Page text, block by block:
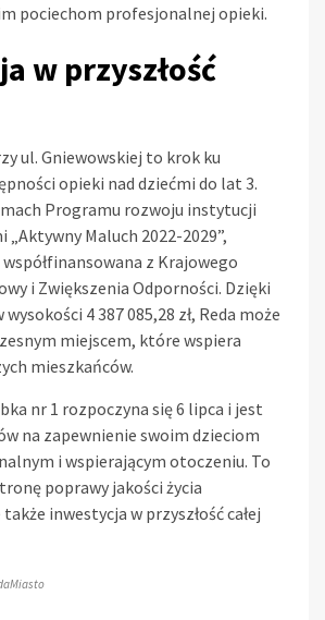
pociechom profesjonalnej opieki.
w przyszłość
ul. Gniewowskiej to krok ku
opieki nad dziećmi do lat 3.
Programu rozwoju instytucji
„Aktywny Maluch 2022-2029”,
z Krajowego
i Zwiększenia Odporności. Dzięki
4 387 085,28 zł, Reda może
miejscem, które wspiera
mieszkańców.
nr 1 rozpoczyna się 6 lipca i jest
na zapewnienie swoim dzieciom
i wspierającym otoczeniu. To
poprawy jakości życia
inwestycja w przyszłość całej